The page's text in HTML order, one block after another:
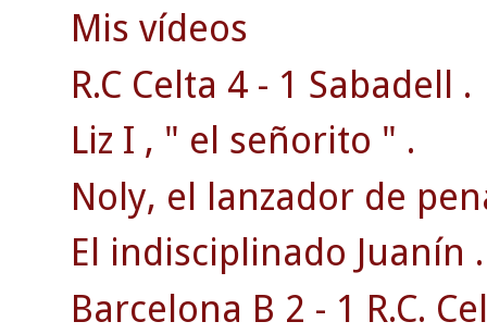
Mis vídeos
R.C Celta 4 - 1 Sabadell .
Liz I , " el señorito " .
Noly, el lanzador de
El indisciplinado Juanín .
Barcelona B 2 - 1 R.C.